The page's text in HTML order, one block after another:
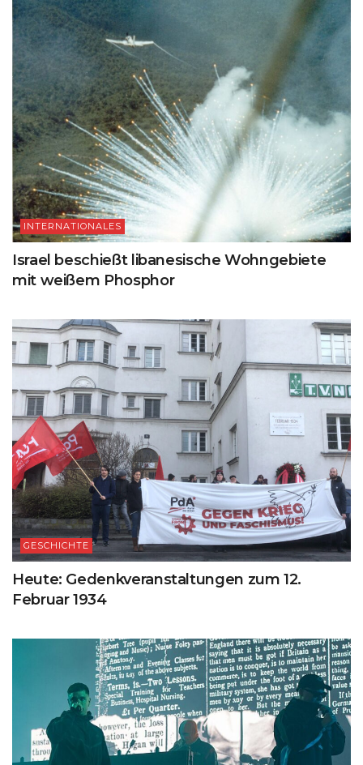
INTERNATIONALES
Israel beschießt libanesische Wohngebiete
mit weißem Phosphor
GESCHICHTE
Heute: Gedenkveranstaltungen zum 12.
Februar 1934